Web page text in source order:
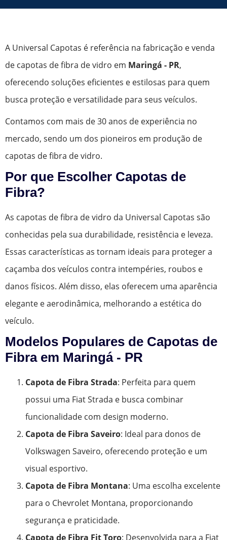
A Universal Capotas é referência na fabricação e venda
de capotas de fibra de vidro em Maringá - PR,
oferecendo soluções eficientes e estilosas para quem
busca proteção e versatilidade para seus veículos.
Contamos com mais de 30 anos de experiência no
mercado, sendo um dos pioneiros em produção de
capotas de fibra de vidro.
Por que Escolher Capotas de
Fibra?
As capotas de fibra de vidro da Universal Capotas são
conhecidas pela sua durabilidade, resistência e leveza.
Essas características as tornam ideais para proteger a
caçamba dos veículos contra intempéries, roubos e
danos físicos. Além disso, elas oferecem uma aparência
elegante e aerodinâmica, melhorando a estética do
veículo.
Modelos Populares de Capotas de
Fibra em Maringá - PR
Capota de Fibra Strada: Perfeita para quem
possui uma Fiat Strada e busca combinar
funcionalidade com design moderno.
Capota de Fibra Saveiro: Ideal para donos de
Volkswagen Saveiro, oferecendo proteção e um
visual esportivo.
Capota de Fibra Montana: Uma escolha excelente
para o Chevrolet Montana, proporcionando
segurança e praticidade.
Capota de Fibra Fit Toro: Desenvolvida para a Fiat